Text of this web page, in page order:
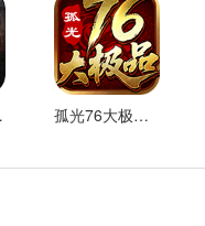
获得极好的乐趣。
76小极品 安卓下载>》更
载 孤光76大极品 好玩的